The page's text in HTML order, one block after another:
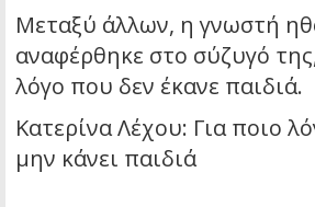
Μεταξύ άλλων, η γνωστή
αναφέρθηκε στο σύζυγό
λόγο που δεν έκανε παιδιά.
Κατερίνα Λέχου: Για ποιο
μην κάνει παιδιά